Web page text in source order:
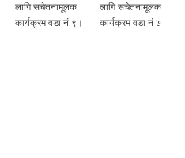
लागि सचेतनामूलक
कार्यक्रम वडा नं ९।
लागि सचेतनामूलक
कार्यक्रम वडा नं ७